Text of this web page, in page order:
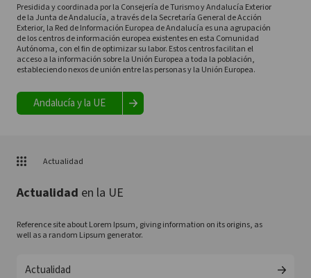
Presidida y coordinada por la Consejería de Turismo y Andalucía Exterior
de la Junta de Andalucía, a través de la Secretaría General de Acción
Exterior, la Red de Información Europea de Andalucía es una agrupación
de los centros de información europea existentes en esta Comunidad
Autónoma, con el fin de optimizar su labor. Estos centros facilitan el
acceso a la información sobre la Unión Europea a toda la población,
estableciendo nexos de unión entre las personas y la Unión Europea.
Andalucía y la UE
Actualidad
Actualidad en la UE
Reference site about Lorem Ipsum, giving information on its origins, as
well as a random Lipsum generator.
Actualidad